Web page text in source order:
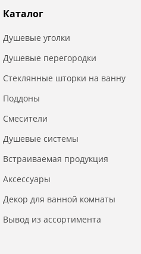
Каталог
Душевые уголки
Душевые перегородки
Стеклянные шторки на ванну
Поддоны
Смесители
Душевые системы
Встраиваемая продукция
Аксессуары
Декор для ванной комнаты
Вывод из ассортимента